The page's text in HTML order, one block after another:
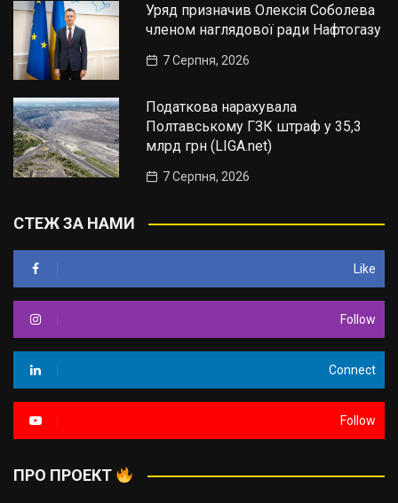
Уряд призначив Олексія Соболева
членом наглядової ради Нафтогазу
7 Серпня, 2026
Податкова нарахувала
Полтавському ГЗК штраф у 35,3
млрд грн (LIGA.net)
7 Серпня, 2026
СТЕЖ ЗА НАМИ
Like
Follow
Connect
Follow
ПРО ПРОЕКТ